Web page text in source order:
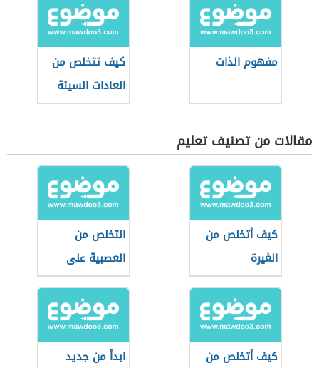
مفهوم الذات
كيف تتخلص من
العادات السيئة
مقالات من تصنيف تعليم
كيف أتخلص من
الغيرة
التخلص من
العصبية على
الأطفال
كيف أتخلص من
ابدأ من جديد